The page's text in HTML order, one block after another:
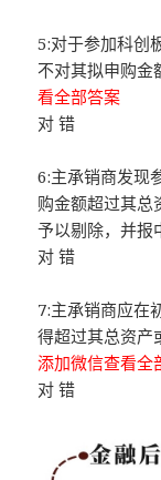
5:对于参加科创
不对其拟申购
看全部答案
对 错
6:主承销商发现
购金额超过其总
予以剔除，并报
对 错
7:主承销商应在
得超过其总资产
添加微信查看全
对 错